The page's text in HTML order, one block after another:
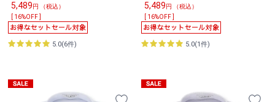
5,489円 （税込）
[ 16%OFF ]
5.0(6件)
5,489円 （税込）
[ 16%OFF ]
5.0(1件)